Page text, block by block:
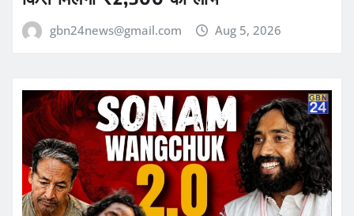
gbn24news@gmail.com Aug 5, 2026